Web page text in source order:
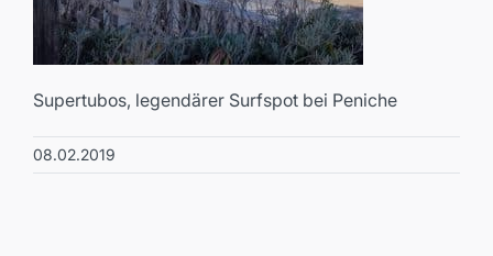
Supertubos, legendärer Surfspot bei Peniche
08.02.2019